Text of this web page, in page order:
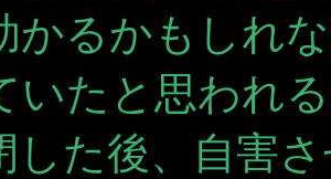
かるかもしれ
いたと思われ
した後、自害